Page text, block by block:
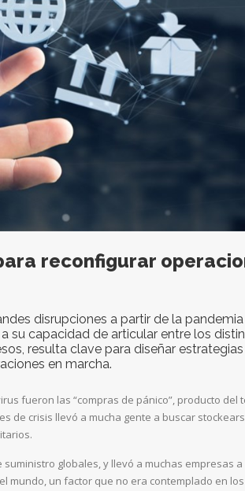
reconfigurar
disrupciones a partir de la
su capacidad de articular entre los
resulta clave para diseñar
en marcha.
fueron las “compras de pánico”, producto del
de crisis llevó a mucha gente a buscar
globales, y llevó a muchas empresas a
mundo, un factor que no era contemplado en